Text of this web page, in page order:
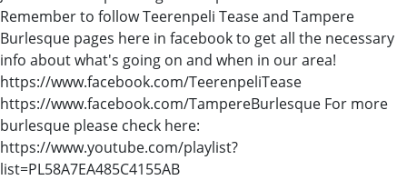
Remember to follow Teerenpeli Tease and Tampere
Burlesque pages here in facebook to get all the necessary
info about what's going on and when in our area!
https://www.facebook.com/TeerenpeliTease
https://www.facebook.com/TampereBurlesque For more
burlesque please check here:
https://www.youtube.com/playlist?
list=PL58A7EA485C4155AB